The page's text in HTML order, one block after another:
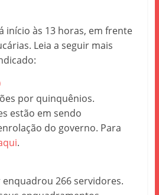
início às 13 horas, em frente
Leia a seguir mais
por quinquênios.
estão em sendo
do governo. Para
.
266 servidores.